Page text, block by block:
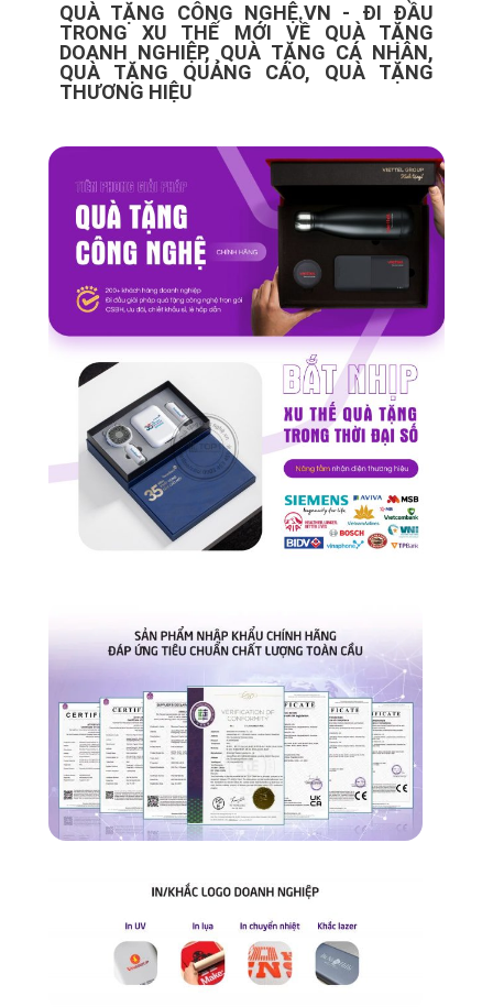
QUÀ TẶNG CÔNG NGHỆ.VN - ĐI ĐẦU
TRONG XU THẾ MỚI VỀ QUÀ TẶNG
DOANH NGHIỆP, QUÀ TẶNG CÁ NHÂN,
QUÀ TẶNG QUẢNG CÁO, QUÀ TẶNG
THƯƠNG HIỆU